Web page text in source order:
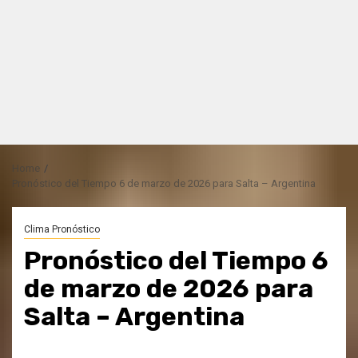
Home
Pronóstico del Tiempo 6 de marzo de 2026 para Salta – Argentina
Clima Pronóstico
Pronóstico del Tiempo 6
de marzo de 2026 para
Salta – Argentina